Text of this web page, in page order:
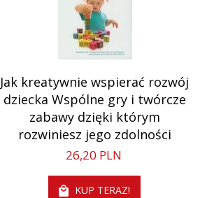
Jak kreatywnie wspierać rozwój
dziecka Wspólne gry i twórcze
zabawy dzięki którym
rozwiniesz jego zdolności
26,20 PLN
KUP TERAZ!